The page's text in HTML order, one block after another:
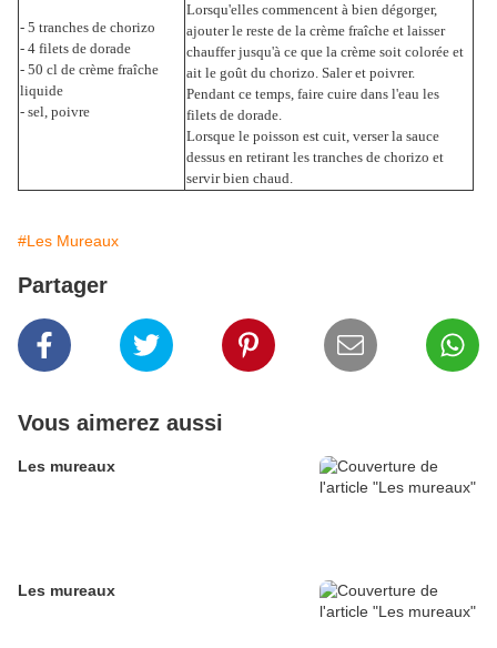
- 5 tranches de chorizo
- 4 filets de dorade
- 50 cl de crème fraîche
liquide
- sel, poivre
Lorsqu'elles commencent à bien dégorger,
ajouter le reste de la crème fraîche et laisser
chauffer jusqu'à ce que la crème soit colorée et
ait le goût du chorizo. Saler et poivrer.
Pendant ce temps, faire cuire dans l'eau les
filets de dorade.
Lorsque le poisson est cuit, verser la sauce
dessus en retirant les tranches de chorizo et
servir bien chaud.
#Les Mureaux
Partager
Vous aimerez aussi
Les mureaux
Les mureaux